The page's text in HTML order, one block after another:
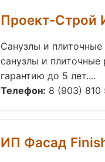
Проект-Строй
Санузлы и
санузлы и
гарантию до 5 лет....
Телефон: 8 (903) 810
ИП Фасад